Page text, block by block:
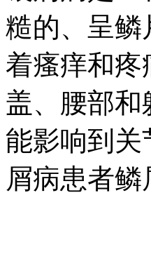
糙的、呈鳞
着瘙痒和疼
盖、腰部
能影响到
屑病患者